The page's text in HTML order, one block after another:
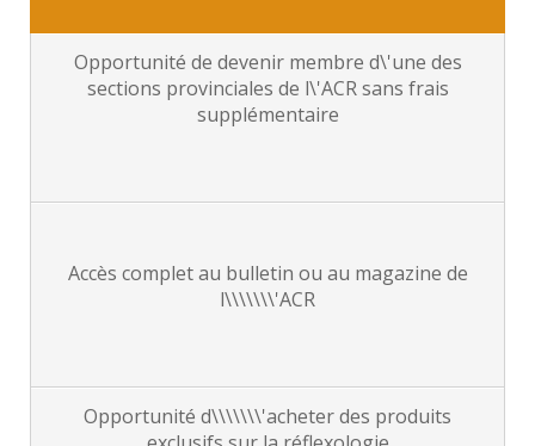
Opportunité de devenir membre d\'une des
sections provinciales de l\'ACR sans frais
supplémentaire
Accès complet au bulletin ou au magazine de
l\\\\\\\'ACR
Opportunité d\\\\\\\'acheter des produits